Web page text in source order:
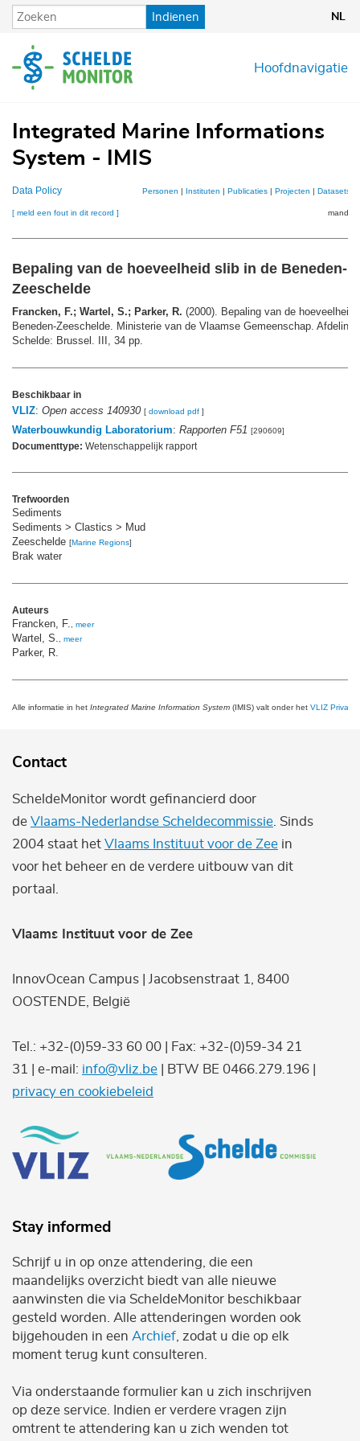
Overslaan
en
de
inhoud
Indienen NL
Hoofdnavigatie
Integrated Marine Informations
System - IMIS
Data Policy Personen | Instituten | Publicaties| Projecten | Datasets
[ meld een fout in dit record ] mandje
Bepaling van de hoeveelheid slib in de Beneden-
Zeeschelde
Francken, F.; Wartel, S.; Parker, R. (2000). Bepaling van de hoeveelheid
Beneden-Zeeschelde. Ministerie van de Vlaamse Gemeenschap. Afdeling
Schelde: Brussel. III, 34 pp.
Beschikbaar in
VLIZ: Open access 140930 [ download pdf ]
Waterbouwkundig Laboratorium: Rapporten F51 [290609]
Documenttype: Wetenschappelijk rapport
Trefwoorden
Sediments
Sediments > Clastics > Mud
Zeeschelde [Marine Regions]
Brak water
Auteurs
Francken, F. meer
Wartel, S. meer
Parker, R.
Alle informatie in het Integrated Marine Information System (IMIS) valt onder het VLIZ Privacy
Contact
ScheldeMonitor wordt gefinancierd door
de Vlaams-Nederlandse Scheldecommissie . Sinds
2004 staat het Vlaams Instituut voor de Zee in
voor het beheer en de verdere uitbouw van dit
portaal.
Vlaams Instituut voor de Zee
InnovOcean Campus | Jacobsenstraat 1, 8400
OOSTENDE, België
Tel.: +32-(0)59-33 60 00 | Fax: +32-(0)59-34 21
31 | e-mail: info@vliz.be | BTW BE 0466.279.196 |
privacy en cookiebeleid
Stay informed
Schrijf u in op onze attendering, die een
maandelijks overzicht biedt van alle nieuwe
aanwinsten die via ScheldeMonitor beschikbaar
gesteld worden. Alle attenderingen worden ook
bijgehouden in een Archief , zodat u die op elk
moment terug kunt consulteren.
Via onderstaande formulier kan u zich inschrijven
op deze service. Indien er verdere vragen zijn
omtrent te attendering kan u zich wenden tot